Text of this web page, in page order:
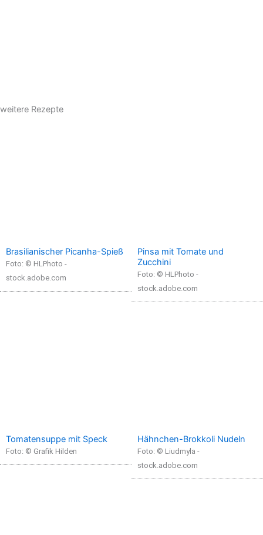
weitere Rezepte
Brasilianischer Picanha-Spieß
Foto: © HLPhoto -
stock.adobe.com
Pinsa mit Tomate und
Zucchini
Foto: © HLPhoto -
stock.adobe.com
Tomatensuppe mit Speck
Foto: © Grafik Hilden
Hähnchen-Brokkoli Nudeln
Foto: © Liudmyla -
stock.adobe.com